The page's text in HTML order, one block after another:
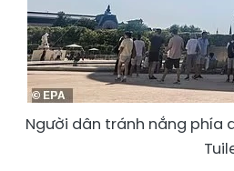
Người dân tránh nắng phía